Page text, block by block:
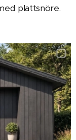
plattsnöre.